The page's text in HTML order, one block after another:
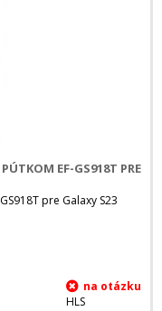
EF-GS918T PRE
pre Galaxy S23
HLS